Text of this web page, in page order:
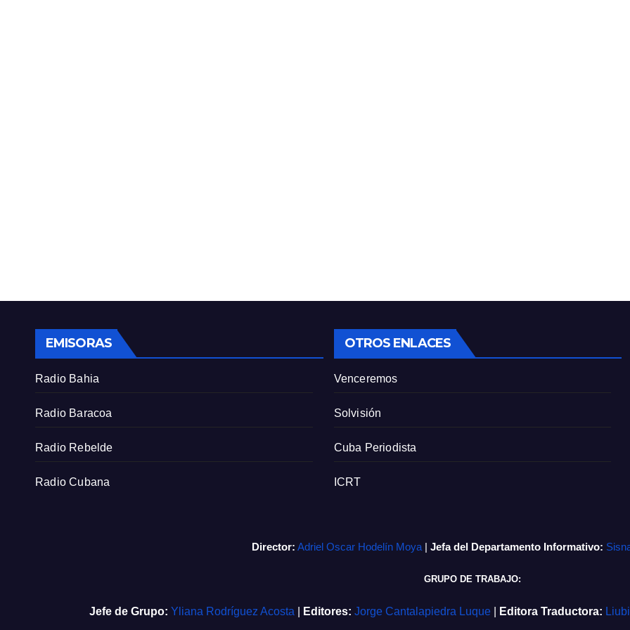
EMISORAS
Radio Bahia
Radio Baracoa
Radio Rebelde
Radio Cubana
OTROS ENLACES
Venceremos
Solvisión
Cuba Periodista
ICRT
Director: Adriel Oscar Hodelín Moya | Jefa del Departamento Informativo:
GRUPO DE TRABAJO:
Jefe de Grupo: Yliana Rodríguez Acosta Editores: Jorge Cantalapiedra Luque Editora Traductora: